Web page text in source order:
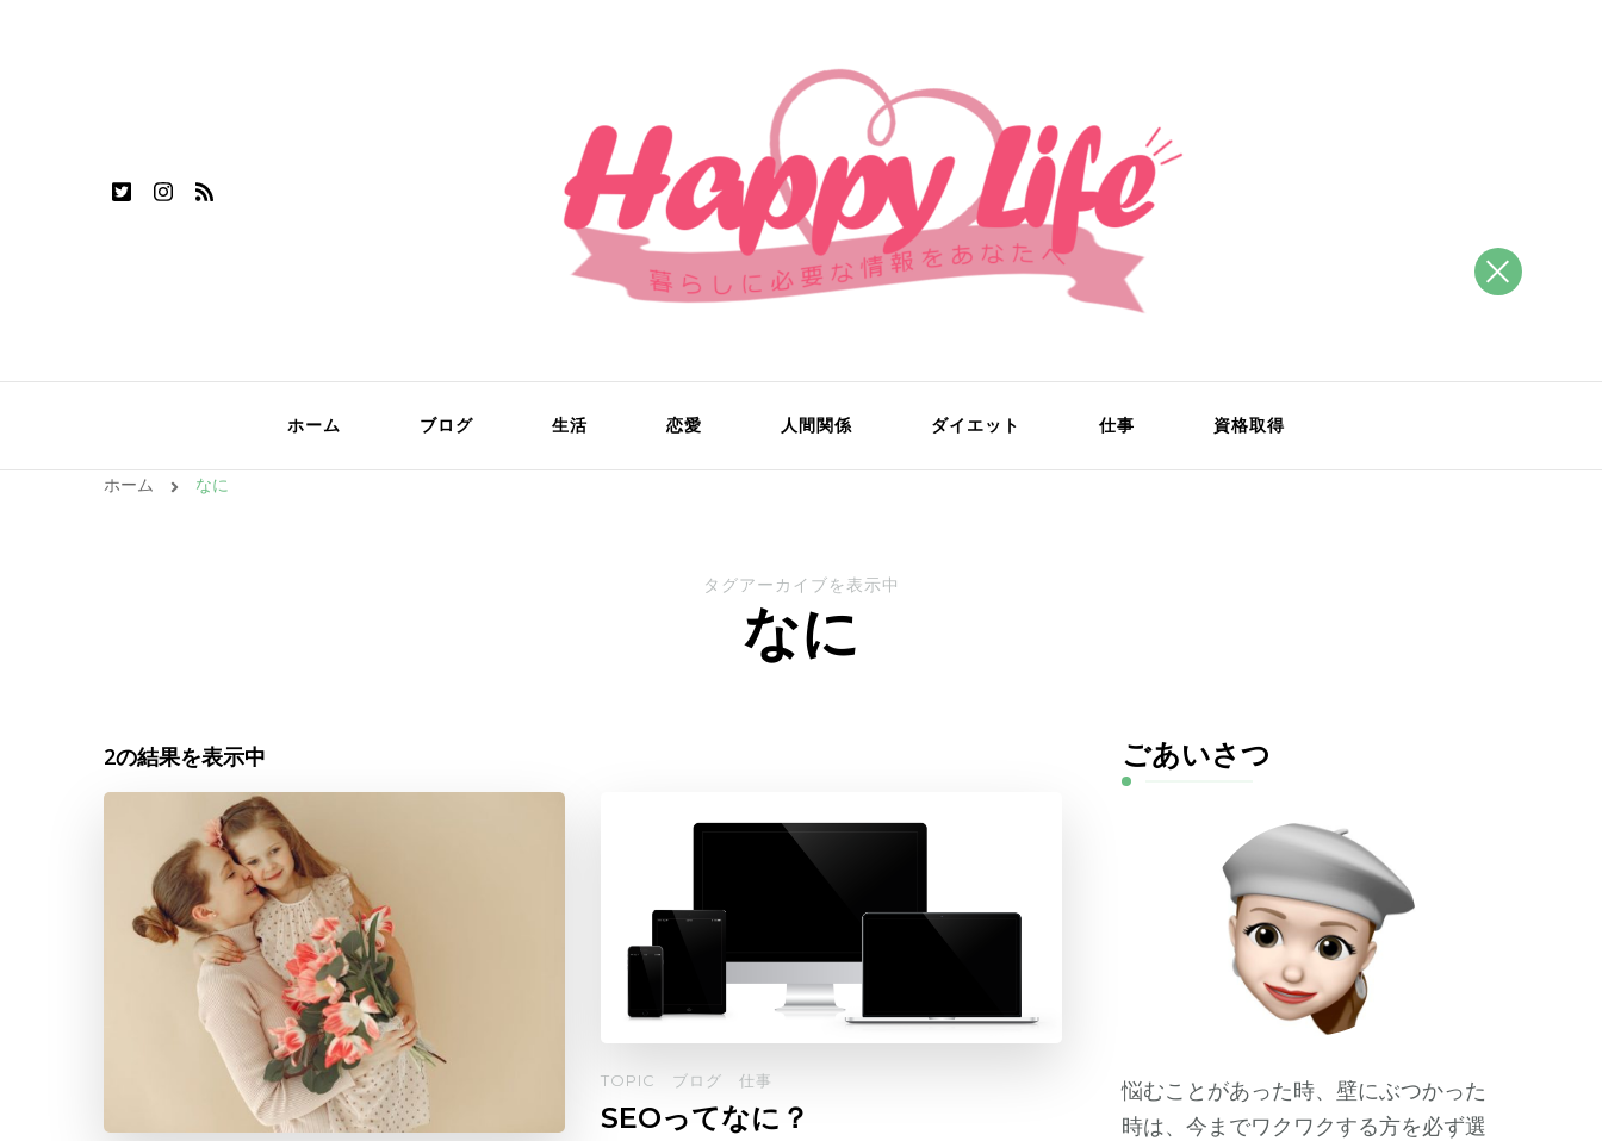
ホーム ブログ 生活 恋愛 人間関係 ダイエット 仕事 資格取得
ホーム なに
タグアーカイブを表示中
なに
2の結果を表示中
TOPIC ブログ 仕事
SEOってなに？
ごあいさつ
悩むことがあった時、壁にぶつかった
時は、今までワクワクする方を必ず選